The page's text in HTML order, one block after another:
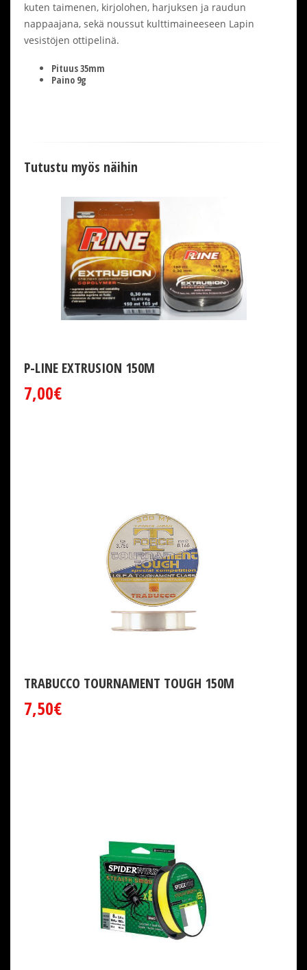
kuten taimenen, kirjolohen, harjuksen ja raudun
nappaajana, sekä noussut kulttimaineeseen Lapin
vesistöjen ottipelinä.
Pituus 35mm
Paino 9g
Tutustu myös näihin
P-LINE EXTRUSION 150M
7,00€
TRABUCCO TOURNAMENT TOUGH 150M
7,50€